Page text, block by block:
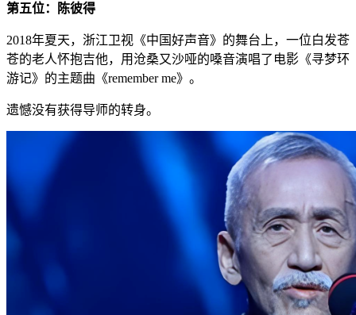
第五位：陈彼得
2018年夏天，浙江卫视《中国好声音》的舞台上，一位白发苍
苍的老人怀抱吉他，用沧桑又沙哑的嗓音演唱了电影《寻梦环
游记》的主题曲《remember me》。
遗憾没有获得导师的转身。